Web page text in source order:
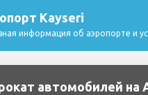
Kayseri
информация об аэропорте и
автомобилей на